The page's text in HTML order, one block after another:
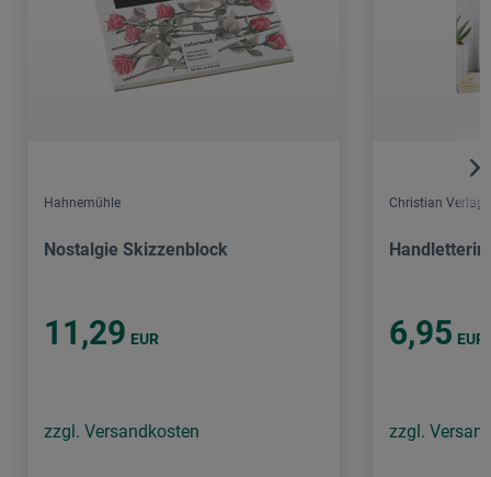
Hahnemühle
Nostalgie Skizzenblock
11,29 EUR
zzgl. Versandkosten
Christian Verlag
6,95 EUR
zzgl.